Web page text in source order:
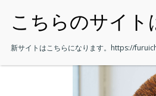
新サイトはこちらになります。 https://